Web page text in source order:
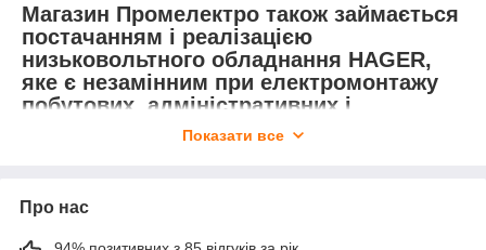
Магазин Промелектро також займається
постачанням і реалізацією
низьковольтного обладнання HAGER,
яке є незамінним при електромонтажу
побутових, адміністративних і
виробничих приміщень.
Показати все
Про нас